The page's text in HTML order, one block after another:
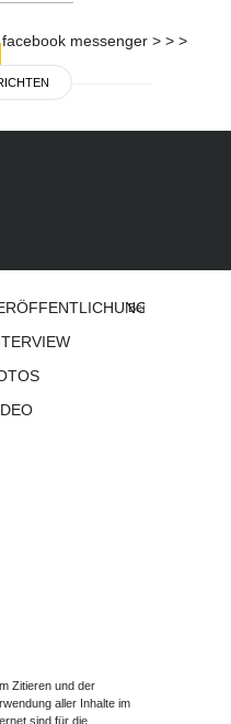
messenger > > >
Bei
Zitieren und der
aller Inhalte im
sind für die